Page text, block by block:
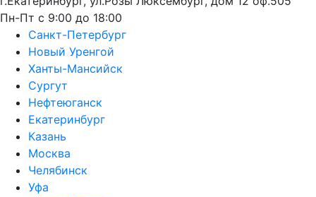
Пн-Пт с 9:00 до 18:00
Санкт-Петербург
Новый Уренгой
Ханты-Мансийск
Сургут
Нефтеюганск
Екатеринбург
Казань
Москва
Челябинск
Уфа